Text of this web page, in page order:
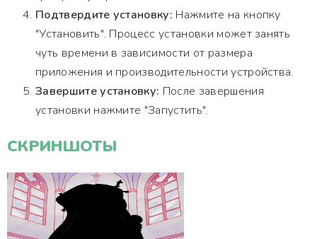
Подтвердите установку: Нажмите на кнопку
"Установить". Процесс установки может занять
чуть времени в зависимости от размера
приложения и производительности устройства.
Завершите установку: После завершения
установки нажмите "Запустить".
СКРИНШОТЫ